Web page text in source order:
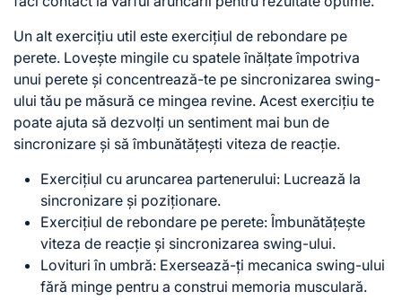
Un alt exercițiu util este exercițiul de rebondare pe
perete. Lovește mingile cu spatele înălțate împotriva
unui perete și concentrează-te pe sincronizarea swing-
ului tău pe măsură ce mingea revine. Acest exercițiu te
poate ajuta să dezvolți un sentiment mai bun de
sincronizare și să îmbunătățești viteza de reacție.
Exercițiul cu aruncarea partenerului: Lucrează la
sincronizare și poziționare.
Exercițiul de rebondare pe perete: Îmbunătățește
viteza de reacție și sincronizarea swing-ului.
Lovituri în umbră: Exersează-ți mecanica swing-ului
fără minge pentru a construi memoria musculară.